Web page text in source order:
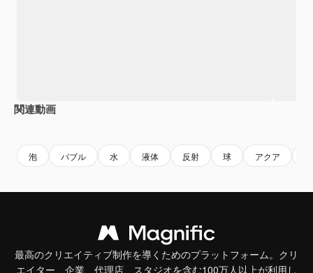
関連動画
泡 バブル 水 液体 反射 球 アクア
最高のクリエイティブ制作を導くためのプラットフォーム。クリ
エイター、企業、代理店、スタジオを含む100万人以上が利用し